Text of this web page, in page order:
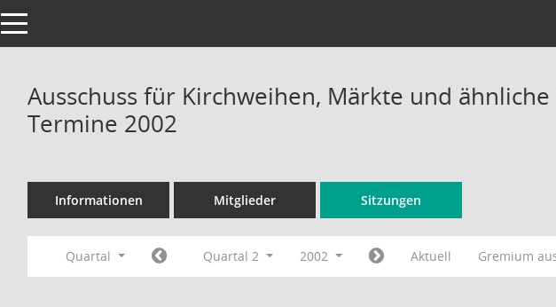
Toggle navigation
Ausschuss für Kirchweihen, Märkte und
Termine 2002
Informationen Mitglieder Sitzungen
Quartal Quartal 2 2002 Aktuell Gremium